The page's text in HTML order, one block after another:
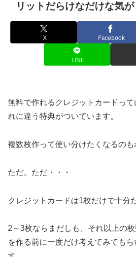
リットだらけなだけな気が
X Facebook
LINE
無料で作れるクレジットカードっ
れに違う特典がついています。
複数枚作って使い分けたくなるのも
ただ。ただ・・・
クレジットカードは1枚だけで十分
2～3枚ならまだしも、それ以上の
を作る前に一度だけ考えてみても